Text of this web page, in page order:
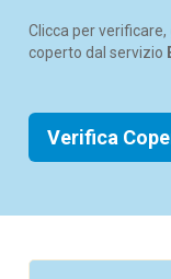
Clicca per verificare,
coperto dal servizio
Verifica